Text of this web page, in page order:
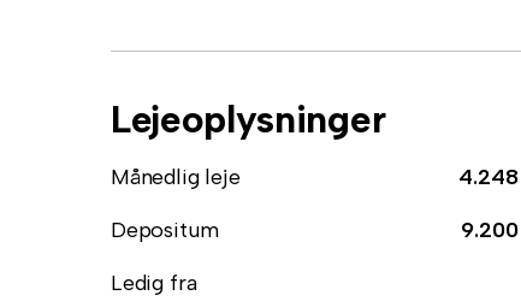
Lejeoplysninger
Månedlig leje
Depositum
Ledig fra